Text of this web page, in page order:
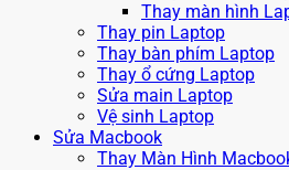
Thay màn hình
Thay pin Laptop
Thay bàn phím Laptop
Thay ổ cứng Laptop
Sửa main Laptop
Vệ sinh Laptop
Sửa Macbook
Thay Màn Hình